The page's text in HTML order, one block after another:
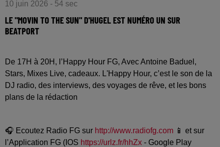
10 juin 2026 - 54 sec
LE "MOVIN TO THE SUN" D'HUGEL EST NUMÉRO UN SUR
BEATPORT
De 17H à 20H, l’Happy Hour FG, Avec Antoine Baduel,
Stars, Mixes Live, cadeaux. L'Happy Hour, c’est le son de la
DJ radio, des interviews, des voyages de rêve, et les bons
plans de la rédaction
🎧 Ecoutez Radio FG sur http://www.radiofg.com 📱 et sur
l’Application FG (IOS https://urlz.fr/hhZx - Google Play